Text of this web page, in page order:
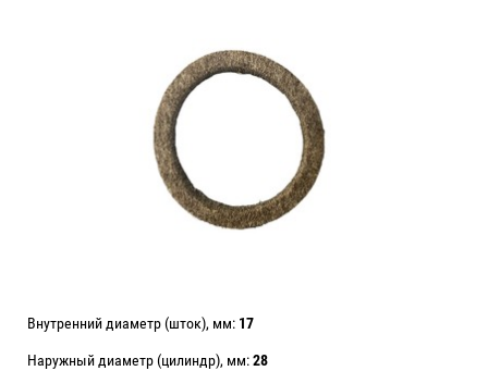
Внутренний диаметр (шток), мм: 17
Наружный диаметр (цилиндр), мм:28